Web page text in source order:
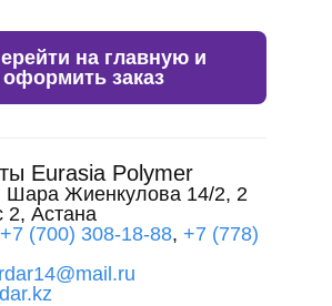
на главную и
оформить заказ
Eurasia Polymer
Шара Жиенкулова 14/2, 2
2, Астана
+7 (700) 308-18-88, +7 (778)